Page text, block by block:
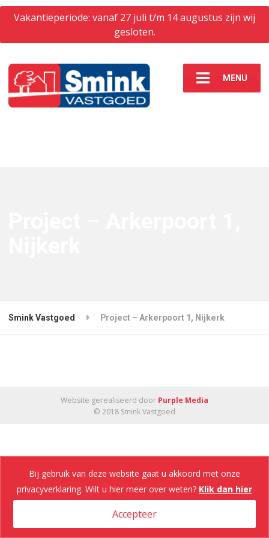
Vakantieperiode: vanaf 27 juli t/m 14 augustus zijn wij
gesloten.
MENU
Smink Vastgoed Project – Arkerpoort 1, Nijkerk
Website gerealiseerd door Purple Media
© 2018 Smink Vastgoed
Bij gebruik van deze website gaat u akkoord met onze
privacyverklaring. Wilt u hier meer over weten? Klik dan hier
Accepteer